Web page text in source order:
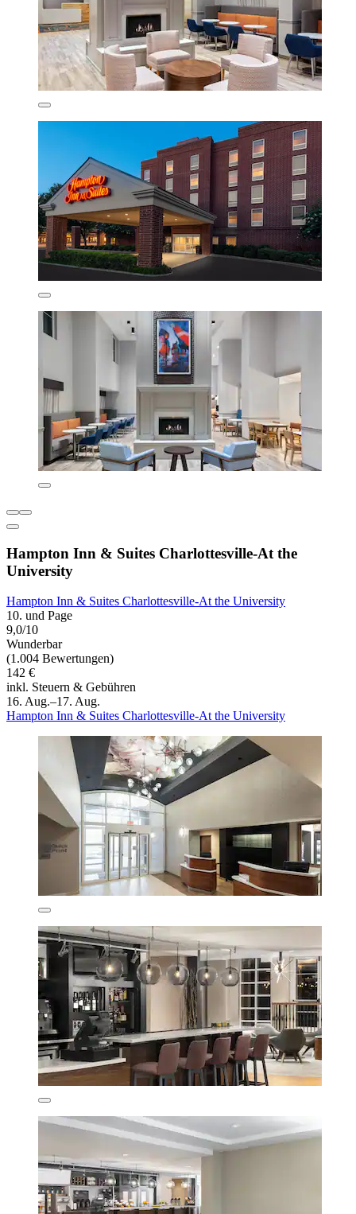
Hampton Inn & Suites Charlottesville-At the
University
Hampton Inn & Suites Charlottesville-At the University
10. und Page
9,0/10
Wunderbar
(1.004 Bewertungen)
142 €
inkl. Steuern & Gebühren
16. Aug.–17. Aug.
Hampton Inn & Suites Charlottesville-At the University